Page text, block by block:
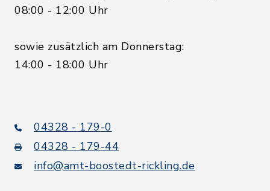
08:00 - 12:00 Uhr
sowie zusätzlich am Donnerstag:
14:00 - 18:00 Uhr
04328 - 179-0
04328 - 179-44
info@amt-boostedt-rickling.de